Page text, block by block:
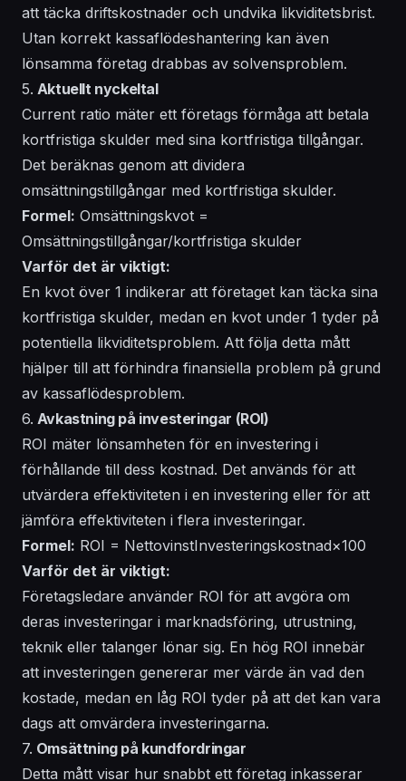
att täcka driftskostnader och undvika likviditetsbrist.
Utan korrekt kassaflödeshantering kan även
lönsamma företag drabbas av solvensproblem.
5. Aktuellt nyckeltal
Current ratio mäter ett företags förmåga att betala
kortfristiga skulder med sina kortfristiga tillgångar.
Det beräknas genom att dividera
omsättningstillgångar med kortfristiga skulder.
Formel: Omsättningskvot =
Omsättningstillgångar/kortfristiga skulder
Varför det är viktigt:
En kvot över 1 indikerar att företaget kan täcka sina
kortfristiga skulder, medan en kvot under 1 tyder på
potentiella likviditetsproblem. Att följa detta mått
hjälper till att förhindra finansiella problem på grund
av kassaflödesproblem.
6. Avkastning på investeringar (ROI)
ROI mäter lönsamheten för en investering i
förhållande till dess kostnad. Det används för att
utvärdera effektiviteten i en investering eller för att
jämföra effektiviteten i flera investeringar.
Formel: ROI = NettovinstInvesteringskostnad×100
Varför det är viktigt:
Företagsledare använder ROI för att avgöra om
deras investeringar i marknadsföring, utrustning,
teknik eller talanger lönar sig. En hög ROI innebär
att investeringen genererar mer värde än vad den
kostade, medan en låg ROI tyder på att det kan vara
dags att omvärdera investeringarna.
7. Omsättning på kundfordringar
Detta mått visar hur snabbt ett företag inkasserar